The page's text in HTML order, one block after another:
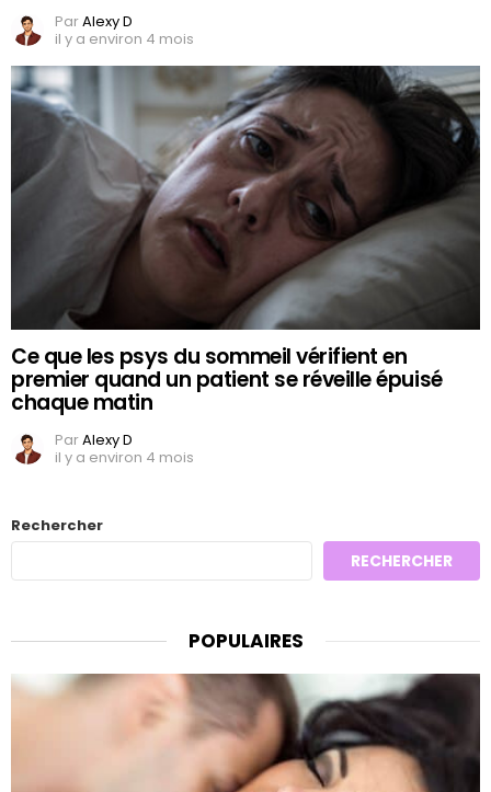
ParAlexy D
il y a environ 4 mois
Ce que les psys du sommeil vérifient en
premier quand un patient se réveille épuisé
chaque matin
ParAlexy D
il y a environ 4 mois
Rechercher
RECHERCHER
POPULAIRES